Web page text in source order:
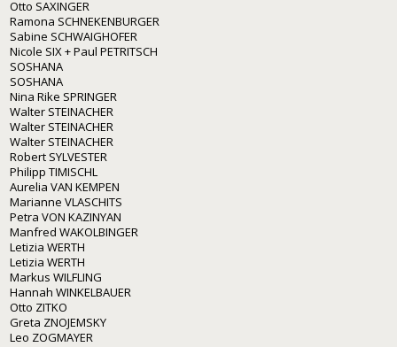
Otto SAXINGER
Ramona SCHNEKENBURGER
Sabine SCHWAIGHOFER
Nicole SIX + Paul PETRITSCH
SOSHANA
SOSHANA
Nina Rike SPRINGER
Walter STEINACHER
Walter STEINACHER
Walter STEINACHER
Robert SYLVESTER
Philipp TIMISCHL
Aurelia VAN KEMPEN
Marianne VLASCHITS
Petra VON KAZINYAN
Manfred WAKOLBINGER
Letizia WERTH
Letizia WERTH
Markus WILFLING
Hannah WINKELBAUER
Otto ZITKO
Greta ZNOJEMSKY
Leo ZOGMAYER